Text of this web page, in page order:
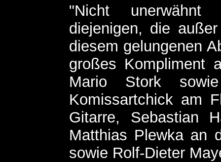
"Nicht unerwähnt
diejenigen, die
diesem gelungenen
großes Kompliment
Mario Stork
Komissartchick am
Gitarre, Sebastian
Matthias Plewka an
sowie Rolf-Dieter